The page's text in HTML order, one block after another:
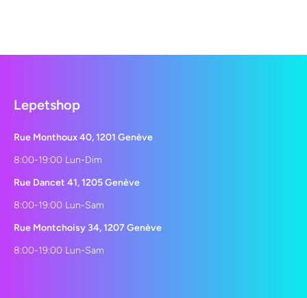
Lepetshop
Rue Monthoux 40, 1201 Genève
8:00-19:00 Lun-Dim
Rue Dancet 41, 1205 Genève
8:00-19:00 Lun-Sam
Rue Montchoisy 34, 1207 Genève
8:00-19:00 Lun-Sam